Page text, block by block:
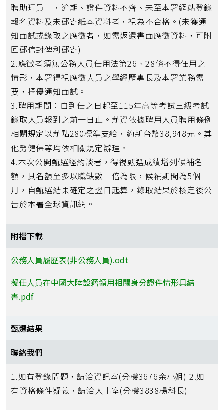
聘助理員」，逾期、證件資料不齊、未至本署網站登錄
報名資料及未郵寄紙本資料者，視為不合格。(未獲通
知面試或錄取之應徵者，如需返還書面應徵資料，可附
回郵信封俾利郵寄)
2.應徵者須無公務人員任用法第26、28條不得任用之
情形，本署得視應徵人員之學經歷專長及本署業務需
要，擇優通知面試。
3.聘用期間：自到任之日起至115年高等考試三級考試
錄取人員報到之前一日止。薪資依據聘用人員聘用條例
相關規定以薪點280標準支給，約新台幣38,948元。其
他勞健保等均依相關規定辦理。
4.本次公開甄選經約談者，得視甄選成績增列候補名
額，其名額至多以職缺數二倍為限，候補期間為5個
月，自甄選結果確定之翌日起算，錄取結果於核定後公
告於本署全球資訊網。
附檔下載
公務人員履歷表(非公務人員).odt
擬任人員在中國大陸設籍領用相關身分證件情形具結
書.pdf
甄選結果
聯絡我們
1.如有登錄問題，請洽資訊室(分機3676余小姐) 2.如
有資格條件疑義，請洽人事室(分機3838楊科長)